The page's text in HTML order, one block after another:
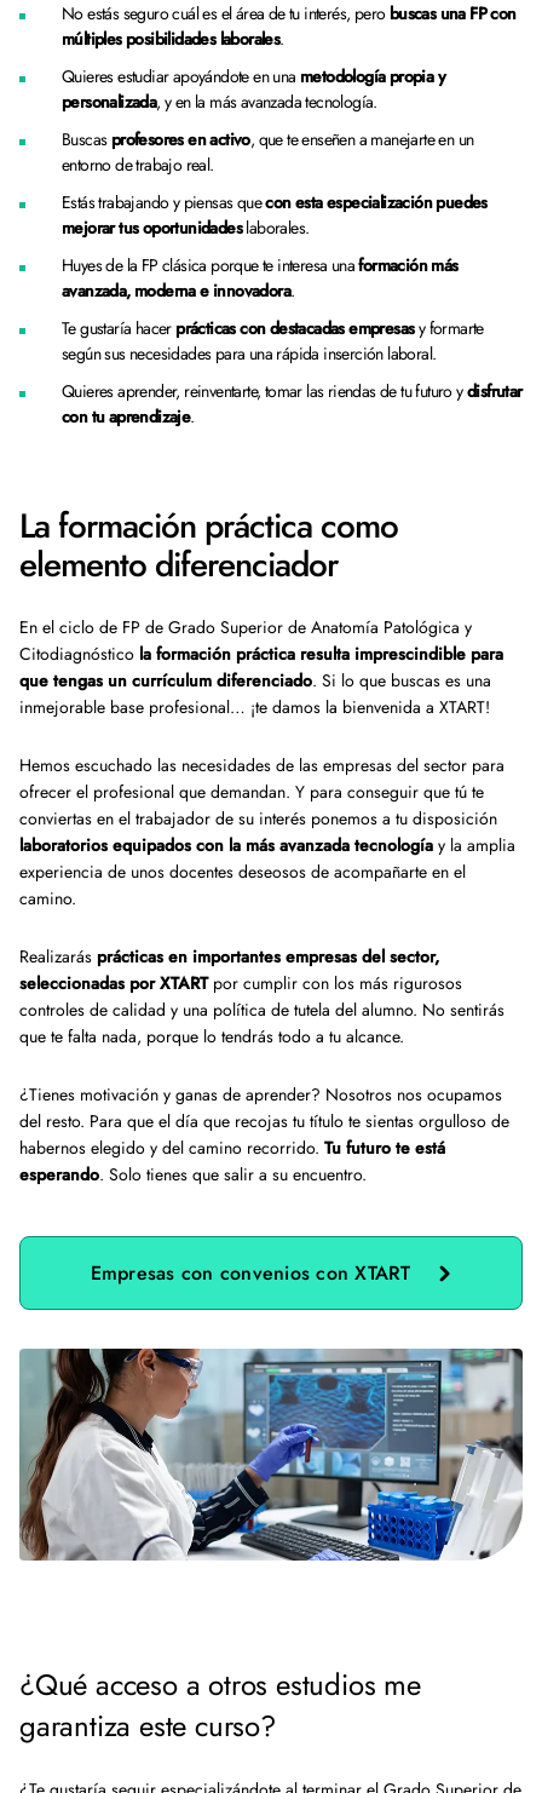
No estás seguro cuál es el área de tu interés, pero buscas una FP con
múltiples posibilidades laborales.
Quieres estudiar apoyándote en una metodología propia y
personalizada, y en la más avanzada tecnología.
Buscas profesores en activo, que te enseñen a manejarte en un
entorno de trabajo real.
Estás trabajando y piensas quecon esta especialización puedes
mejorar tus oportunidadeslaborales.
Huyes de la FP clásica porque te interesa unaformación más
avanzada, moderna e innovadora.
Te gustaría hacer prácticas con destacadas empresasy formarte
según sus necesidades para una rápida inserción laboral.
Quieres aprender, reinventarte, tomar las riendas de tu futuro ydisfrutar
con tu aprendizaje.
La formación práctica como
elemento diferenciador
En el ciclo de FP de Grado Superior de Anatomía Patológica y
Citodiagnóstico la formación práctica resulta imprescindible para
que tengas un currículum diferenciado. Si lo que buscas es una
inmejorable base profesional… ¡te damos la bienvenida a XTART!
Hemos escuchado las necesidades de las empresas del sector para
ofrecer el profesional que demandan. Y para conseguir que tú te
conviertas en el trabajador de su interés ponemos a tu disposición
laboratorios equipados con la más avanzada tecnología y la amplia
experiencia de unos docentes deseosos de acompañarte en el
camino.
Realizarás prácticas en importantes empresas del sector,
seleccionadas por XTARTpor cumplir con los más rigurosos
controles de calidad y una política de tutela del alumno. No sentirás
que te falta nada, porque lo tendrás todo a tu alcance.
¿Tienes motivación y ganas de aprender? Nosotros nos ocupamos
del resto. Para que el día que recojas tu título te sientas orgulloso de
habernos elegido y del camino recorrido. Tu futuro te está
esperando. Solo tienes que salir a su encuentro.
Empresas con convenios con XTART
¿Qué acceso a otros estudios me
garantiza este curso?